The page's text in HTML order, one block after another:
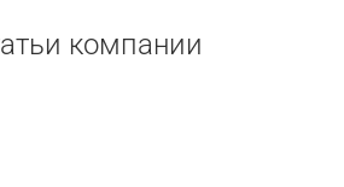
компании